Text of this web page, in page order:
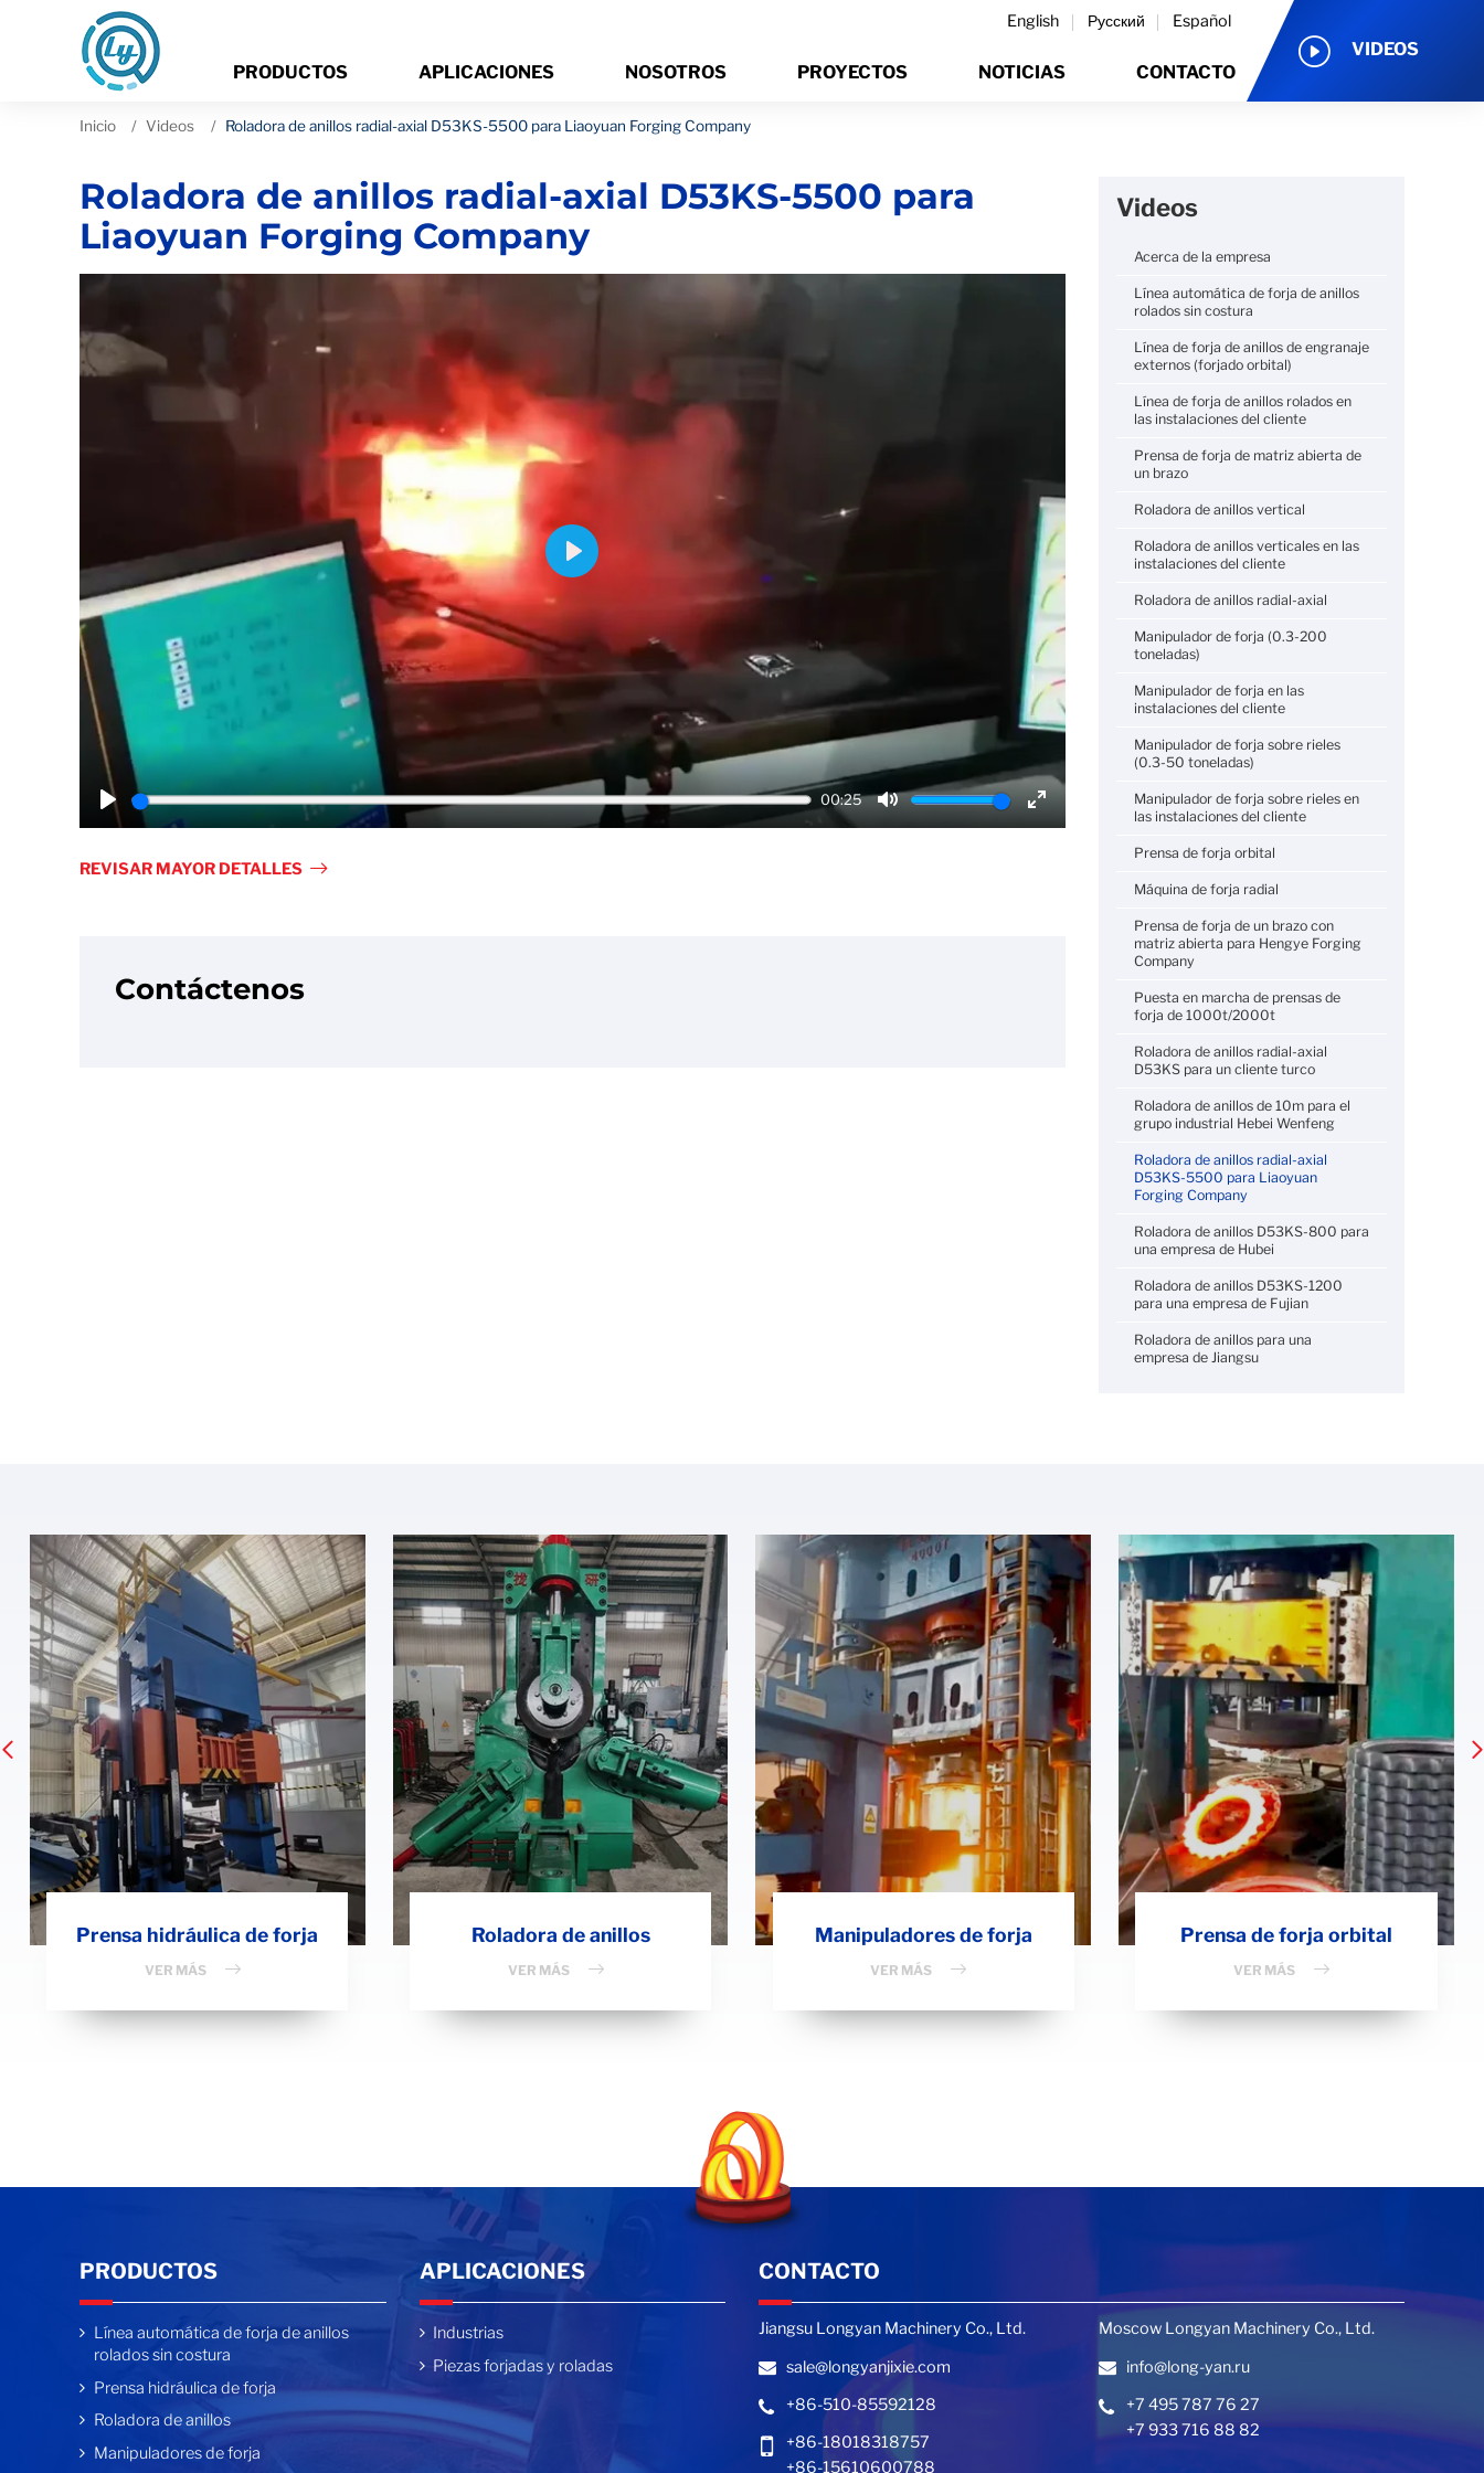
English Русский Español
PRODUCTOS APLICACIONES NOSOTROS PROYECTOS NOTICIAS CONTACTO
VIDEOS
Inicio Videos Roladora de anillos radial-axial D53KS-5500 para Liaoyuan Forging Company
Roladora de anillos radial-axial D53KS-5500 para
Liaoyuan Forging Company
Play
00:25
Mute
Enter
Play
REVISAR MAYOR DETALLES
Contáctenos
Videos
Acerca de la empresa
Línea automática de forja de anillos
rolados sin costura
Línea de forja de anillos de engranaje
externos (forjado orbital)
Línea de forja de anillos rolados en
las instalaciones del cliente
Prensa de forja de matriz abierta de
un brazo
Roladora de anillos vertical
Roladora de anillos verticales en las
instalaciones del cliente
Roladora de anillos radial-axial
Manipulador de forja (0.3-200
toneladas)
Manipulador de forja en las
instalaciones del cliente
Manipulador de forja sobre rieles
(0.3-50 toneladas)
Manipulador de forja sobre rieles en
las instalaciones del cliente
Prensa de forja orbital
Máquina de forja radial
Prensa de forja de un brazo con
matriz abierta para Hengye Forging
Company
Puesta en marcha de prensas de
forja de 1000t/2000t
Roladora de anillos radial-axial
D53KS para un cliente turco
Roladora de anillos de 10m para el
grupo industrial Hebei Wenfeng
Roladora de anillos radial-axial
D53KS-5500 para Liaoyuan
Forging Company
Roladora de anillos D53KS-800 para
una empresa de Hubei
Roladora de anillos D53KS-1200
para una empresa de Fujian
Roladora de anillos para una
empresa de Jiangsu
Prensa hidráulica de forja
VER MÁS
Roladora de anillos
VER MÁS
Manipuladores de forja
VER MÁS
Prensa de forja orbital
VER MÁS
PRODUCTOS
Línea automática de forja de anillos
rolados sin costura
Prensa hidráulica de forja
Roladora de anillos
Manipuladores de forja
APLICACIONES
Industrias
Piezas forjadas y roladas
CONTACTO
Jiangsu Longyan Machinery Co., Ltd.
sale@longyanjixie.com
+86-510-85592128
+86-18018318757
+86-15610600788
Moscow Longyan Machinery Co., Ltd.
info@long-yan.ru
+7 495 787 76 27
+7 933 716 88 82